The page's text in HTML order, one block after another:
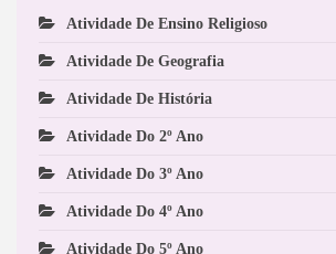
Atividade De Ensino Religioso
Atividade De Geografia
Atividade De História
Atividade Do 2º Ano
Atividade Do 3º Ano
Atividade Do 4º Ano
Atividade Do 5º Ano